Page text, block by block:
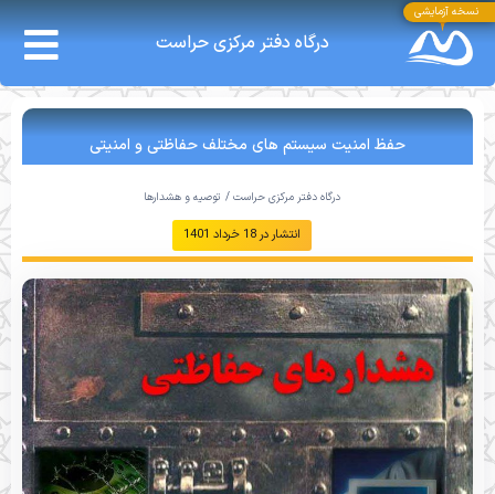
درگاه دفتر مرکزی حراست
حفظ امنیت سیستم های مختلف حفاظتی و امنیتی
درگاه دفتر مرکزی حراست / توصیه و هشدارها
انتشار در18 خرداد 1401
نسخه آزمایشی